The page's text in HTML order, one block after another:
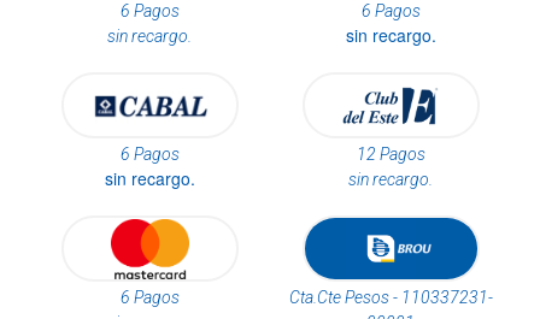
6 Pagos
sin recargo.
6 Pagos
sin recargo.
6 Pagos
sin recargo.
12 Pagos
sin recargo.
6 Pagos
Cta.Cte Pesos - 110337231-